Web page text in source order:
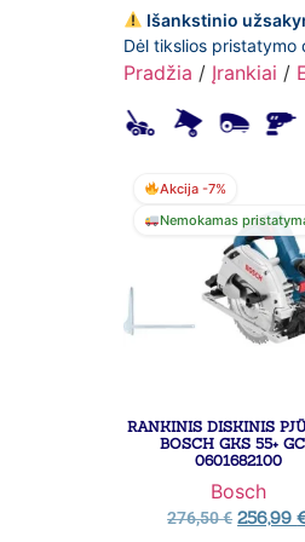
Išankstinio
Dėl tikslios
Pradžia / Įrankiai /
Akcija -7%
Nemokamas
RANKINIS DISKINIS
BOSCH GKS 55+
0601682100
Bosch
276,50€ 256,99